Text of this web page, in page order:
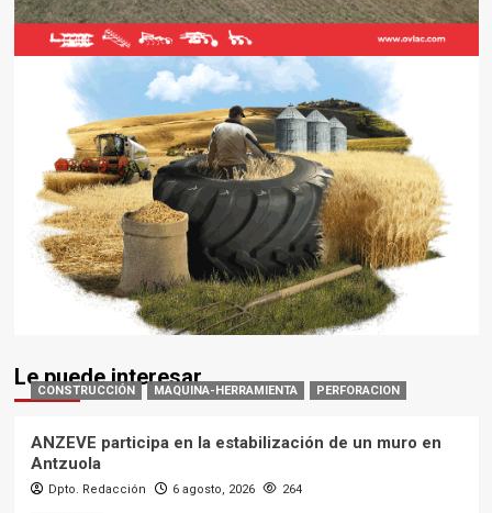
Le puede interesar
CONSTRUCCIÓN MAQUINA-HERRAMIENTA PERFORACION
ANZEVE participa en la estabilización de un muro en
Antzuola
Dpto. Redacción 6 agosto, 2026 264